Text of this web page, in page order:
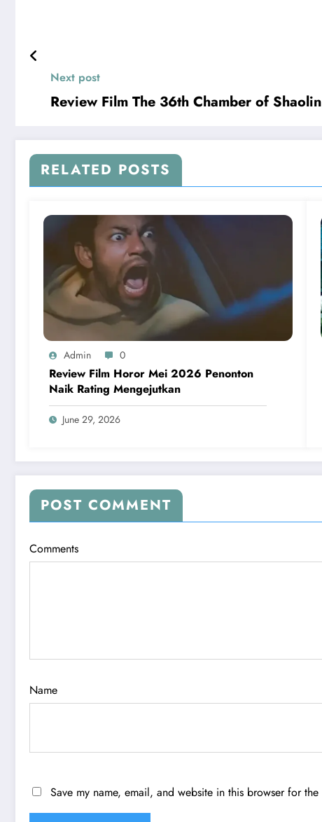
Next post
Review Film The 36th Chamber of Shaolin
RELATED POSTS
Admin 0
Review Film Horor Mei 2026 Penonton
Naik Rating Mengejutkan
June 29, 2026
POST COMMENT
Comments
Name
Save my name, email, and website in this browser for